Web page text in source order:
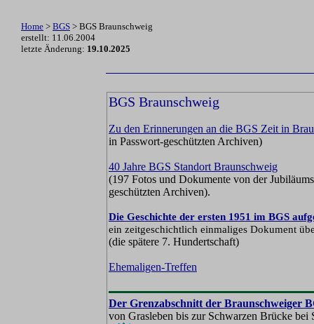
Home > BGS > BGS Braunschweig
erstellt: 11.06.2004
letzte Änderung: 19.10.2025
BGS Braunschweig
Zu den Erinnerungen an die BGS Zeit in
in Passwort-geschützten Archiven)
40 Jahre BGS Standort Braunschweig
(197 Fotos und Dokumente von der
geschützten Archiven).
Die Geschichte der ersten 1951 im BGS
ein zeitgeschichtlich einmaliges Dokument
(die spätere 7. Hundertschaft)
Ehemaligen-Treffen
Der Grenzabschnitt der Braunschweiger
von Grasleben bis zur Schwarzen Brücke bei